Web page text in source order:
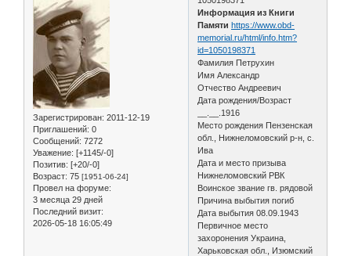
Зарегистрирован: 2011-12-19
Приглашений: 0
Сообщений: 7272
Уважение: [+1145/-0]
Позитив: [+20/-0]
Возраст: 75 [1951-06-24]
Провел на форуме:
3 месяца 29 дней
Последний визит:
2026-05-18 16:05:49
Информация из Книги
Памяти https://www.obd-
memorial.ru/html/info.htm?
id=1050198371
Фамилия Петрухин
Имя Александр
Отчество Андреевич
Дата рождения/Возраст
__.__.1916
Место рождения Пензенская
обл., Нижнеломовский р-н, с.
Ива
Дата и место призыва
Нижнеломовский РВК
Воинское звание гв. рядовой
Причина выбытия погиб
Дата выбытия 08.09.1943
Первичное место
захоронения Украина,
Харьковская обл., Изюмский